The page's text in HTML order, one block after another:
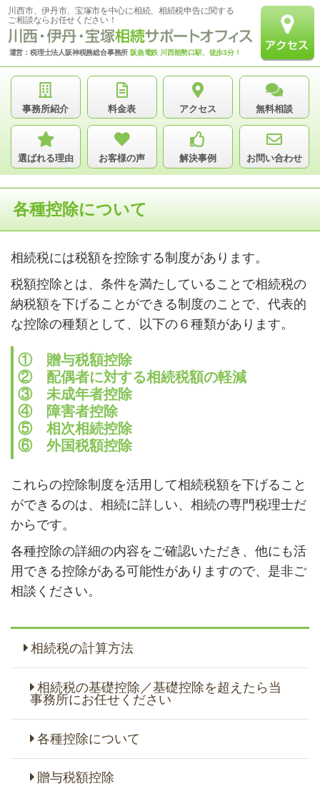
川西市、伊丹市、宝塚市を中心に相続、相続税申告に関する
ご相談ならお任せください！
運営：税理士法人阪神税務総合事務所 阪急電鉄 川西能勢口駅、徒歩3分！
事務所紹介 料金表 アクセス 無料相談
選ばれる理由 お客様の声 解決事例 お問い合わせ
各種控除について
相続税には税額を控除する制度があります。
税額控除とは、条件を満たしていることで相続税の
納税額を下げることができる制度のことで、代表的
な控除の種類として、以下の６種類があります。
① 贈与税額控除
② 配偶者に対する相続税額の軽減
③ 未成年者控除
④ 障害者控除
⑤ 相次相続控除
⑥ 外国税額控除
これらの控除制度を活用して相続税額を下げること
ができるのは、相続に詳しい、相続の専門税理士だ
からです。
各種控除の詳細の内容をご確認いただき、他にも活
用できる控除がある可能性がありますので、是非ご
相談ください。
相続税の計算方法
相続税の基礎控除／基礎控除を超えたら当
事務所にお任せください
各種控除について
贈与税額控除